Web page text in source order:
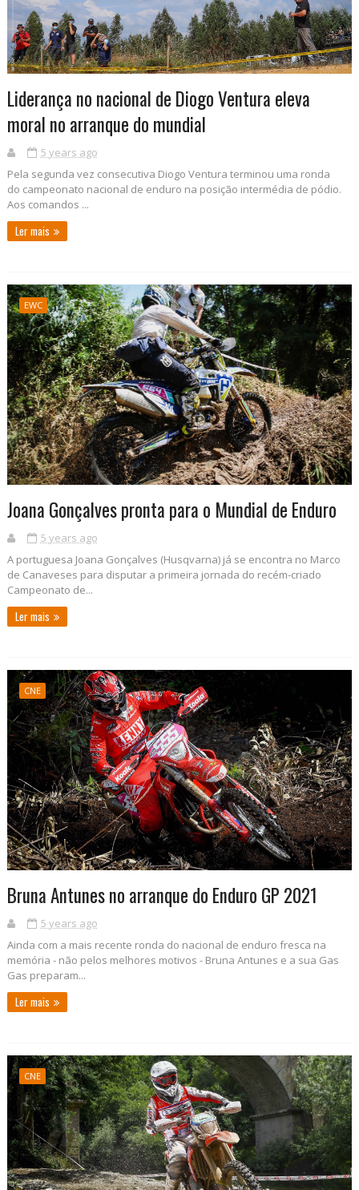
Liderança no nacional de Diogo Ventura eleva
moral no arranque do mundial
5 years ago
Pela segunda vez consecutiva Diogo Ventura terminou uma ronda
do campeonato nacional de enduro na posição intermédia de pódio.
Aos comandos ...
Ler mais
EWC
Joana Gonçalves pronta para o Mundial de Enduro
5 years ago
A portuguesa Joana Gonçalves (Husqvarna) já se encontra no Marco
de Canaveses para disputar a primeira jornada do recém-criado
Campeonato de...
Ler mais
CNE
Bruna Antunes no arranque do Enduro GP 2021
5 years ago
Ainda com a mais recente ronda do nacional de enduro fresca na
memória - não pelos melhores motivos - Bruna Antunes e a sua Gas
Gas preparam...
Ler mais
CNE